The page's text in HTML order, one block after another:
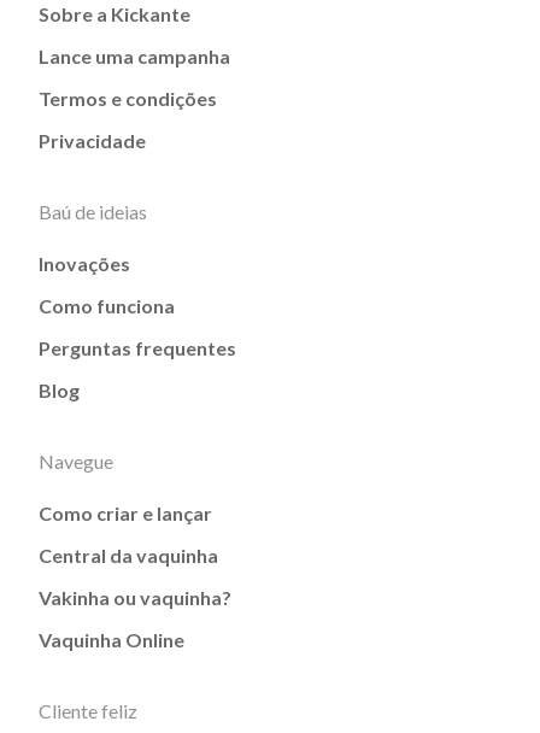
Sobre a Kickante
Lance uma campanha
Termos e condições
Privacidade
Baú de ideias
Inovações
Como funciona
Perguntas frequentes
Blog
Navegue
Como criar e lançar
Central da vaquinha
Vakinha ou vaquinha?
Vaquinha Online
Cliente feliz